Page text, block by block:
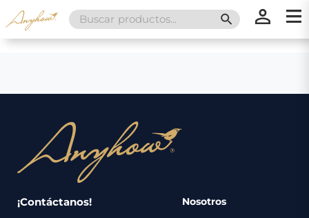
Search
for:
SEARCH
¡Contáctanos! Nosotros
Nosotros
Servicios
Catálogo
Regalos